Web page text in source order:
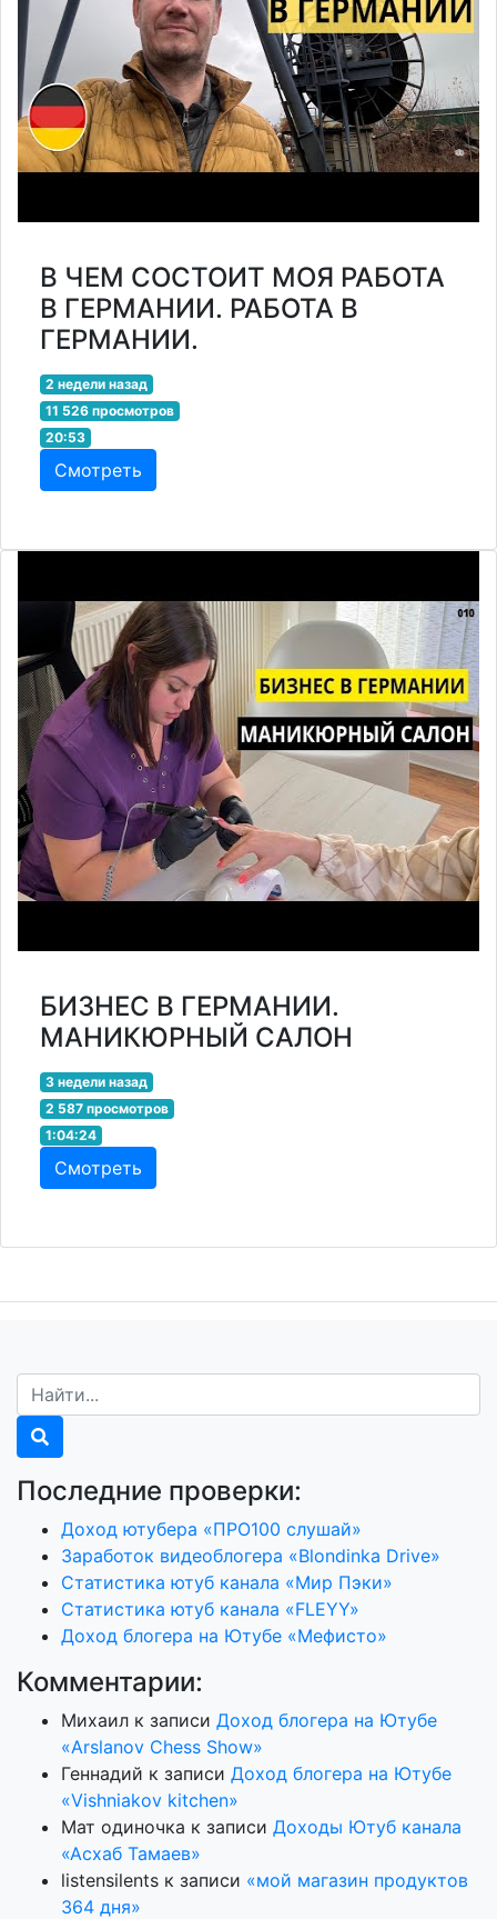
В ЧЕМ СОСТОИТ МОЯ РАБОТА
В ГЕРМАНИИ. РАБОТА В
ГЕРМАНИИ.
2 недели назад
11 526 просмотров
20:53
Смотреть
БИЗНЕС В ГЕРМАНИИ.
МАНИКЮРНЫЙ САЛОН
3 недели назад
2 587 просмотров
1:04:24
Смотреть
Последние проверки:
Доход ютубера «ПРО100 слушай»
Заработок видеоблогера «Blondinka Drive»
Статистика ютуб канала «Мир Пэки»
Статистика ютуб канала «FLEYY»
Доход блогера на Ютубе «Мефисто»
Комментарии:
Михаил к записи Доход блогера на Ютубе
«Arslanov Chess Show»
Геннадий к записи Доход блогера на Ютубе
«Vishniakov kitchen»
Мат одиночка к записи Доходы Ютуб канала
«Асхаб Тамаев»
listensilents к записи «мой магазин продуктов
364 дня»